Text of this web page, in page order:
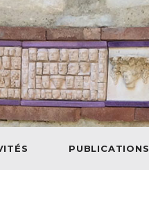
PUBLICATIONS